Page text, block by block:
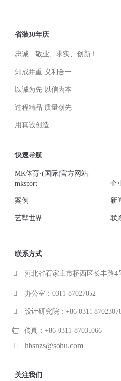
省装30年庆
忠诚、敬业、求实、创新！
知成并重 义利合一
以诚为先 以信为本
过程精品 质量创先
用真诚创造
快速导航
MK体育·(国际)官方网站-
mksport
企
案例 新
艺墅世界 联
联系方式
河北省石家庄市桥西区长丰路4
办公室：0311-87027052
设计研究院：+86 0311
传真：+86-0311-87035066
hbsnzs@sohu.com
关注我们